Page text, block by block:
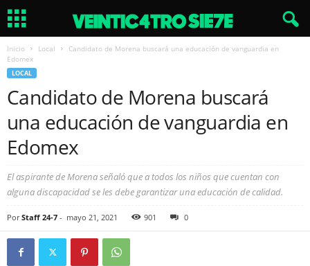
Inicio Local
Candidato de Morena buscará una educación de vanguardia en
Edomex
LOCAL
Candidato de Morena buscará
una educación de vanguardia en
Edomex
El aspirante de Morena señaló que a todos los niños que cuentan con
alguna discapacidad se les debe garantizar una educación de calidad.
Por Staff 24-7 - mayo 21, 2021 901 0